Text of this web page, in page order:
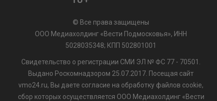
© Все права защищены
ООО Медиахолдинг «Вести Подмосковья», ИНН
5028035348; КПП 502801001
Свидетельство о регистрации СМИ ЭЛ № ФС 77 - 70501.
Выдано Роскомнадзором 25.07.2017. Посещая сайт
vmo24.ru, Вы даете согласие на обработку файлов cookie,
сбор которых осуществляется ООО Медиахолдинг «Вести